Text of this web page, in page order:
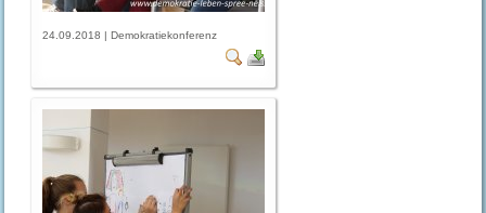
24.09.2018 | Demokratiekonferenz